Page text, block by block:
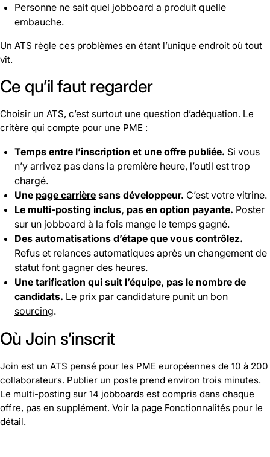
Personne ne sait quel jobboard a produit quelle
embauche.
Un ATS règle ces problèmes en étant l’unique endroit où tout
vit.
Ce qu’il faut regarder
Choisir un ATS, c’est surtout une question d’adéquation. Le
critère qui compte pour une PME :
Temps entre l’inscription et une offre publiée. Si vous
n’y arrivez pas dans la première heure, l’outil est trop
chargé.
Une page carrière sans développeur. C’est votre vitrine.
Le multi-posting inclus, pas en option payante. Poster
sur un jobboard à la fois mange le temps gagné.
Des automatisations d’étape que vous contrôlez.
Refus et relances automatiques après un changement de
statut font gagner des heures.
Une tarification qui suit l’équipe, pas le nombre de
candidats. Le prix par candidature punit un bon
sourcing.
Où Join s’inscrit
Join est un ATS pensé pour les PME européennes de 10 à 200
collaborateurs. Publier un poste prend environ trois minutes.
Le multi-posting sur 14 jobboards est compris dans chaque
offre, pas en supplément. Voir la page Fonctionnalités pour le
détail.